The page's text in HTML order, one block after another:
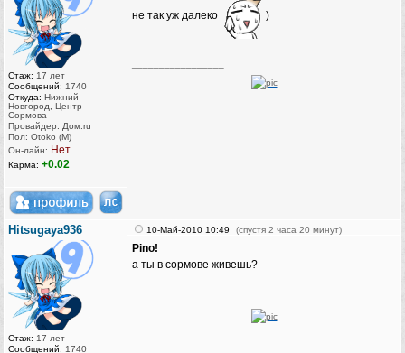
Стаж: 17 лет
Сообщений: 1740
Откуда: Нижний
Новгород, Центр
Сормова
Провайдер: Дом.ru
Пол: Otoko (M)
Он-лайн: Нет
Карма: +0.02
не так уж далеко )
Hitsugaya936
Стаж: 17 лет
Сообщений: 1740
10-Май-2010 10:49 (спустя 2 часа 20 минут)
Pino!
а ты в сормове живешь?